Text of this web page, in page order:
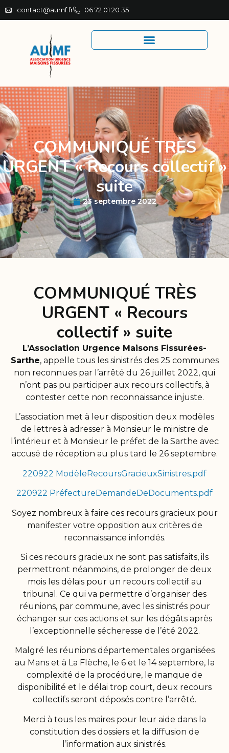
contact@aumf.fr 06 72 01 20 35
COMMUNIQUÉ TRÈS
URGENT « Recours collectif »
suite
23 septembre 2022
COMMUNIQUÉ TRÈS
URGENT « Recours
collectif » suite
L’Association Urgence Maisons Fissurées-
Sarthe, appelle tous les sinistrés des 25 communes
non reconnues par l’arrêté du 26 juillet 2022, qui
n’ont pas pu participer aux recours collectifs, à
contester cette non reconnaissance injuste.
L’association met à leur disposition deux modèles
de lettres à adresser à Monsieur le ministre de
l’intérieur et à Monsieur le préfet de la Sarthe avec
accusé de réception au plus tard le 26 septembre.
220922 ModèleRecoursGracieuxSinistres.pdf
220922 PréfectureDemandeDeDocuments.pdf
Soyez nombreux à faire ces recours gracieux pour
manifester votre opposition aux critères de
reconnaissance infondés.
Si ces recours gracieux ne sont pas satisfaits, ils
permettront néanmoins, de prolonger de deux
mois les délais pour un recours collectif au
tribunal. Ce qui va permettre d’organiser des
réunions, par commune, avec les sinistrés pour
échanger sur ces actions et sur les dégâts après
l’exceptionnelle sécheresse de l’été 2022.
Malgré les réunions départementales organisées
au Mans et à La Flèche, le 6 et le 14 septembre, la
complexité de la procédure, le manque de
disponibilité et le délai trop court, deux recours
collectifs seront déposés contre l’arrêté.
Merci à tous les maires pour leur aide dans la
constitution des dossiers et la diffusion de
l’information aux sinistrés.